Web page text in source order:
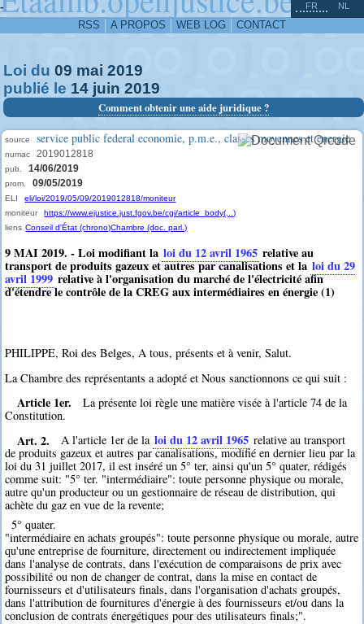
-
RSS A PROPOS WEB LOG CONTACT
FR NL
Loi du 09 mai 2019
publié le 14 juin 2019
Comment obtenir une aide juridique ?
source service public federal economie, p.m.e., classes moyennes et energie
numac 2019012818
pub. 14/06/2019
prom. 09/05/2019
ELI
eli/loi/2019/05/09/2019012818/moniteur
moniteur
https://www.ejustice.just.fgov.be/cgi/article_body(...)
liens Conseil d'État (chrono)Chambre (doc. parl.)
9 MAI 2019. - Loi modifiant la loi du 12 avril 1965 relative au
transport de produits gazeux et autres par canalisations et la loi du 29
avril 1999 relative à l'organisation du marché de l'électricité afin
d'étendre le contrôle de la CREG aux intermédiaires en énergie (1)
PHILIPPE, Roi des Belges, A tous, présents et à venir, Salut.
La Chambre des représentants a adopté et Nous sanctionnons ce qui suit :
Article 1er.
La présente loi règle une matière visée à l'article 74 de la
Constitution.
Art. 2. A l'article 1er de la loi du 12 avril 1965 relative au transport
de produits gazeux et autres par canalisations, modifié en dernier lieu par la
loi du 31 juillet 2017, il est inséré un 5° ter, ainsi qu'un 5° quater, rédigés
comme suit: "5° ter. "intermédiaire": toute personne physique ou morale,
autre qu'un producteur ou un gestionnaire de réseau de distribution, qui
achète du gaz en vue de la revente;
5° quater.
"intermédiaire en achats groupés": toute personne physique ou morale, autre
qu'une entreprise de fourniture, directement ou indirectement impliquée
dans l'analyse de contrats, dans l'exécution de comparaisons de prix avec
possibilité ou non de changer de contrat, dans la mise en contact de
fournisseurs et d'utilisateurs finals, dans l'organisation d'achats groupés,
dans l'attribution de fournitures d'énergie à des fournisseurs et/ou dans la
conclusion de contrats énergétiques pour des utilisateurs finals;".
^